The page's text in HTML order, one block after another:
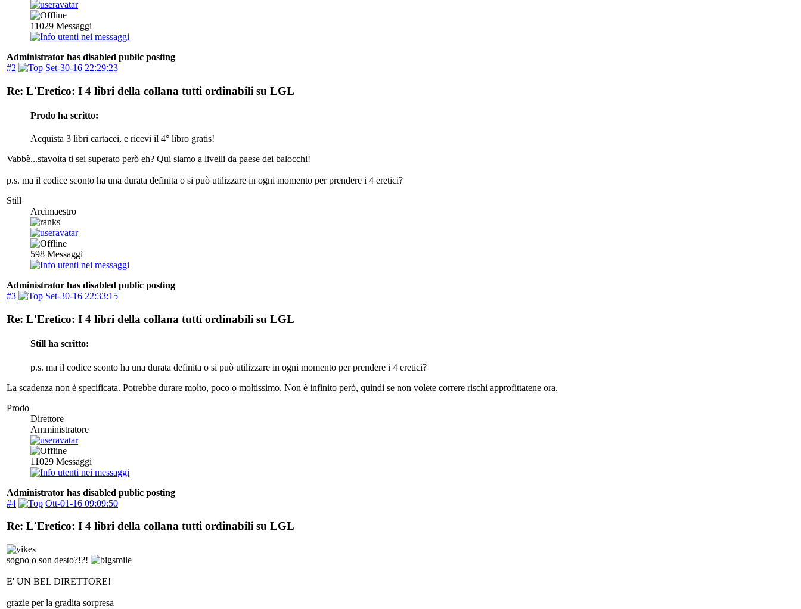
11029 Messaggi
Administrator has disabled public posting
#2
Set-30-16 22:29:23
Re: L'Eretico: I 4 libri della collana tutti ordinabili su LGL
Prodo ha scritto:
Acquista 3 libri cartacei, e ricevi il 4° libro gratis!
Vabbè...stavolta ti sei superato però eh? Qui siamo a livelli da paese dei balocchi!
p.s. ma il codice sconto ha una durata definita o si può utilizzare in ogni momento per prendere i 4 eretici?
Still
Arcimaestro
598 Messaggi
Administrator has disabled public posting
#3
Set-30-16 22:33:15
Re: L'Eretico: I 4 libri della collana tutti ordinabili su LGL
Still ha scritto:
p.s. ma il codice sconto ha una durata definita o si può utilizzare in ogni momento per prendere i 4 eretici?
La scadenza non è specificata. Potrebbe durare molto, poco o moltissimo. Non è infinito però, quindi se non volete correre rischi approfittatene ora.
Prodo
Direttore
Amministratore
11029 Messaggi
Administrator has disabled public posting
#4
Ott-01-16 09:09:50
Re: L'Eretico: I 4 libri della collana tutti ordinabili su LGL
sogno o son desto?!?!
E' UN BEL DIRETTORE!
grazie per la gradita sorpresa